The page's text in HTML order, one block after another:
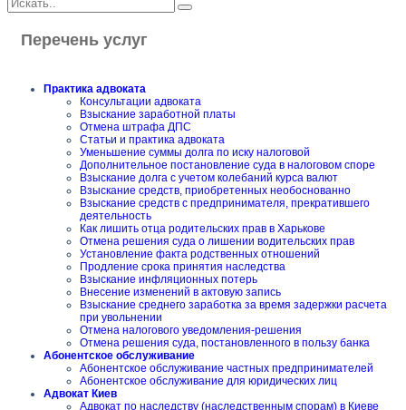
Перечень услуг
Практика адвоката
Консультации адвоката
Взыскание заработной платы
Отмена штрафа ДПС
Статьи и практика адвоката
Уменьшение суммы долга по иску налоговой
Дополнительное постановление суда в налоговом споре
Взыскание долга с учетом колебаний курса валют
Взыскание средств, приобретенных необоснованно
Взыскание средств с предпринимателя, прекратившего
деятельность
Как лишить отца родительских прав в Харькове
Отмена решения суда о лишении водительских прав
Установление факта родственных отношений
Продление срока принятия наследства
Взыскание инфляционных потерь
Внесение изменений в актовую запись
Взыскание среднего заработка за время задержки расчета
при увольнении
Отмена налогового уведомления-решения
Отмена решения суда, постановленного в пользу банка
Абонентское обслуживание
Абонентское обслуживание частных предпринимателей
Абонентское обслуживание для юридических лиц
Адвокат Киев
Адвокат по наследству (наследственным спорам) в Киеве